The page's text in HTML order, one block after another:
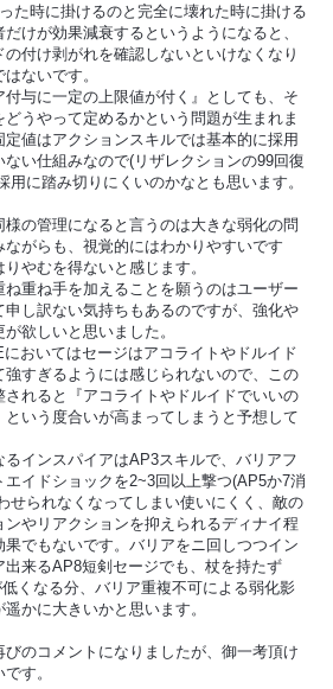
た時に掛けるのと完全に壊れた時に掛ける
だけが効果減衰するというようになると、
の付け剥がれを確認しないといけなくなり
ないです。
付与に一定の上限値が付く』としても、そ
どうやって定めるかという問題が生まれま
定値はアクションスキルでは基本的に採用
ない仕組みなので(リザレクションの99回復
用に踏み切りにくいのかなとも思います。
様の管理になると言うのは大きな弱化の問
ながらも、視覚的にはわかりやすいです
りやむを得ないと感じます。
ね重ね手を加えることを願うのはユーザー
申し訳ない気持ちもあるのですが、強化や
欲しいと思いました。
おいてはセージはアコライトやドルイド
強すぎるようには感じられないので、この
されると『アコライトやドルイドでいいの
という度合いが高まってしまうと予想して
るインスパイアはAP3スキルで、バリアフ
エイドショックを2~3回以上撃つ(AP5か7消
せられなくなってしまい使いにくく、敵の
ンやリアクションを抑えられるディナイ程
果でもないです。バリアをニ回しつつイン
出来るAP8短剣セージでも、杖を持たず
低くなる分、バリア重複不可による弱化影
かに大きいかと思います。
びのコメントになりましたが、御一考頂け
す。